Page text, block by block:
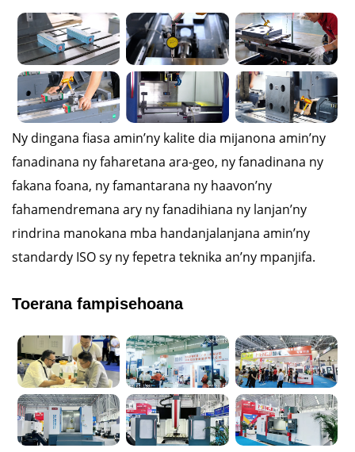
Ny dingana fiasa amin’ny kalite dia mijanona amin’ny
fanadinana ny faharetana ara-geo, ny fanadinana ny
fakana foana, ny famantarana ny haavon’ny
fahamendremana ary ny fanadihiana ny lanjan’ny
rindrina manokana mba handanjalanjana amin’ny
standardy ISO sy ny fepetra teknika an’ny mpanjifa.
Toerana fampisehoana